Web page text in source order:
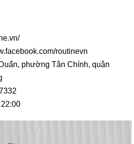
routinevn
phường Tân Chính, quận